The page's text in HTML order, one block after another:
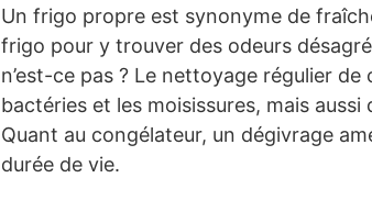
Un frigo propre est synonyme de
frigo pour y trouver des odeurs
n’est-ce pas ? Le nettoyage régulier
bactéries et les moisissures, mais
Quant au congélateur, un dégivrage
durée de vie.